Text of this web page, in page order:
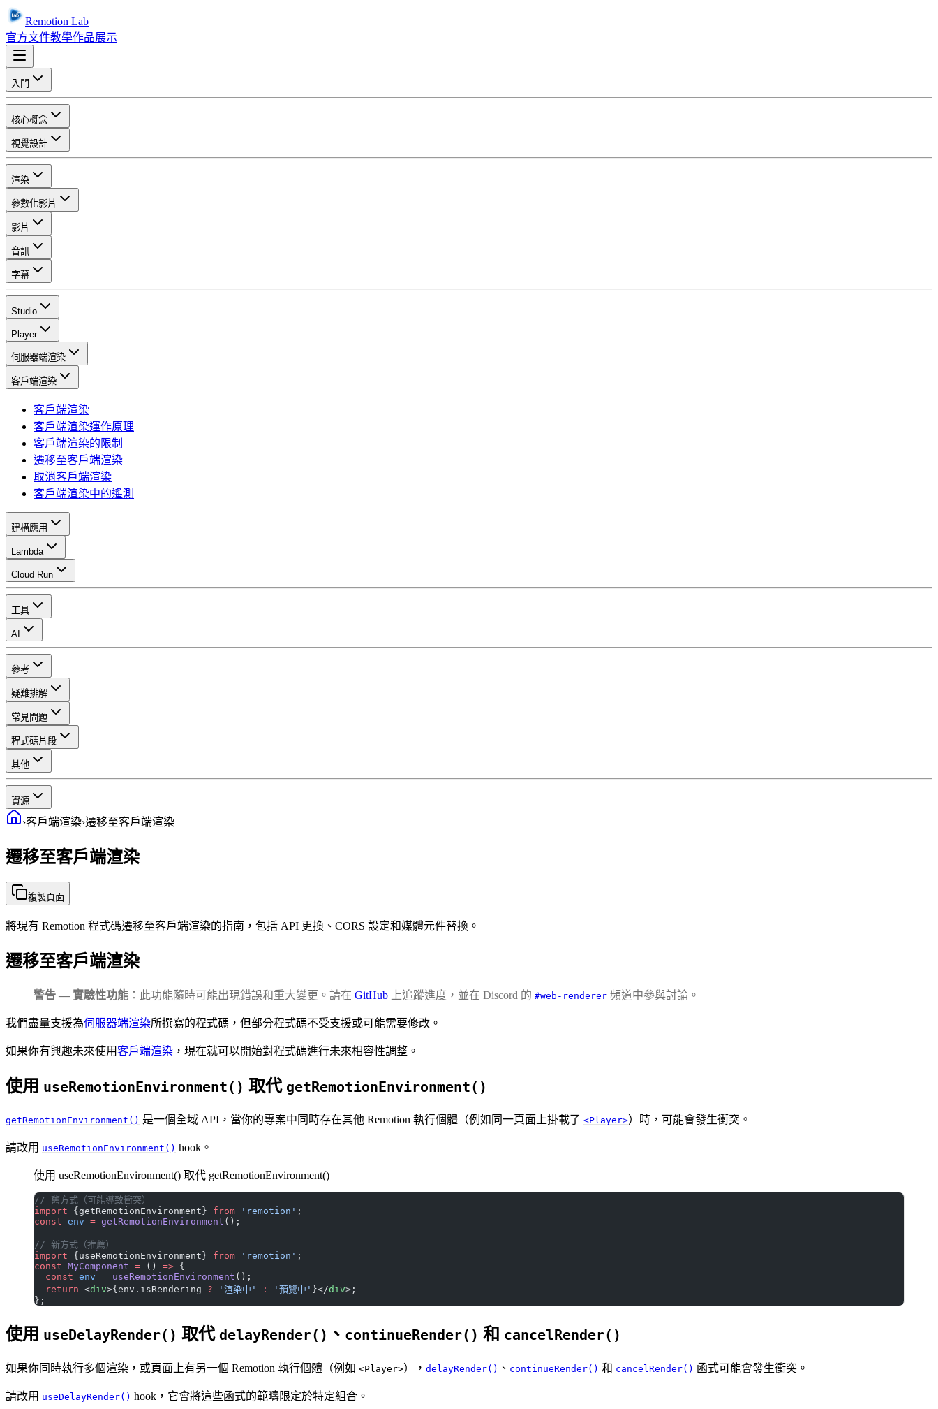
Remotion Lab
官方文件教學作品展示
入門
核心概念
視覺設計
渲染
參數化影片
影片
音訊
字幕
Studio
Player
伺服器端渲染
客戶端渲染
客戶端渲染
客戶端渲染運作原理
客戶端渲染的限制
遷移至客戶端渲染
取消客戶端渲染
客戶端渲染中的遙測
建構應用
Lambda
Cloud Run
工具
AI
參考
疑難排解
常見問題
程式碼片段
其他
資源
›客戶端渲染›遷移至客戶端渲染
遷移至客戶端渲染
複製頁面
將現有 Remotion 程式碼遷移至客戶端渲染的指南，包括 API 更換、CORS 設定和媒體元件替換。
遷移至客戶端渲染
警告 — 實驗性功能 ：此功能隨時可能出現錯誤和重大變更。請在 GitHub 上追蹤進度，並在 Discord 的 #web-renderer 頻道中參與討論。
我們盡量支援為伺服器端渲染所撰寫的程式碼，但部分程式碼不受支援或可能需要修改。
如果你有興趣未來使用客戶端渲染 ，現在就可以開始對程式碼進行未來相容性調整。
使用 useRemotionEnvironment() 取代 getRemotionEnvironment()
getRemotionEnvironment() 是一個全域 API，當你的專案中同時存在其他 Remotion 執行個體（例如同一頁面上掛載了 <Player>）時，可能會發生衝突。
請改用 useRemotionEnvironment() hook。
使用 useRemotionEnvironment() 取代 getRemotionEnvironment()
// 舊方式（可能導致衝突）
import {getRemotionEnvironment} from 'remotion' ;
const env = getRemotionEnvironment ();
// 新方式（推薦）
import {useRemotionEnvironment} from 'remotion' ;
const MyComponent = () => {
  const
env = useRemotionEnvironment ();
  return
<div>{env.isRendering ? '渲染中' : '預覽中' }</div>;
};
使用 useDelayRender() 取代 delayRender() 、 continueRender() 和 cancelRender()
如果你同時執行多個渲染，或頁面上有另一個 Remotion 執行個體（例如 <Player>）， delayRender() 、 continueRender() 和 cancelRender() 函式可能會發生衝突。
請改用 useDelayRender() hook，它會將這些函式的範疇限定於特定組合。